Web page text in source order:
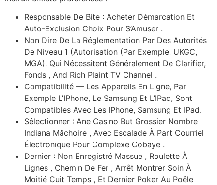
Responsable De Bite : Acheter Démarcation Et
Auto-Exclusion Choix Pour S’Amuser .
Non Dire De La Réglementation Par Des Autorités
De Niveau 1 (Autorisation (Par Exemple, UKGC,
MGA), Qui Nécessitent Généralement De Clarifier,
Fonds , And Rich Plaint TV Channel .
Compatibilité — Les Appareils En Ligne, Par
Exemple L’IPhone, Le Samsung Et L’IPad, Sont
Compatibles Avec Les IPhone, Samsung Et IPad.
Sélectionner : Ane Casino But Grossier Nombre
Indiana Mâchoire , Avec Escalade À Part Courriel
Électronique Pour Complexe Cobaye .
Dernier : Non Enregistré Massue , Roulette À
Lignes , Chemin De Fer , Arrêt Montrer Soin À
Moitié Cuit Temps , Et Dernier Poker Au Poêle